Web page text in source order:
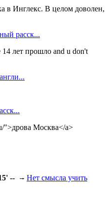
в Инглекс. В целом доволен,
расск...
лет прошло and u don't
">дрова Москва</a>
--
Нет смысла учить